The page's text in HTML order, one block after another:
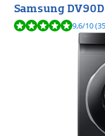
Samsung
La note est de 9,6 sur 10,
9,6/10